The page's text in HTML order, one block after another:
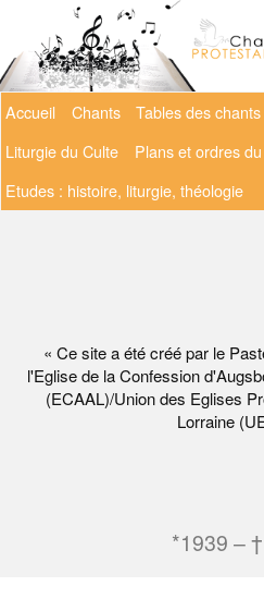
contenu
principal
« Ce site a été créé par le
l'Eglise de la Confession
(ECAAL)/Union des Eglises
Lorraine
*1939 –
Menu
Accueil Chants Tables des chants
Liturgie du Culte
Plans et ordres
Etudes : histoire, liturgie, théologie